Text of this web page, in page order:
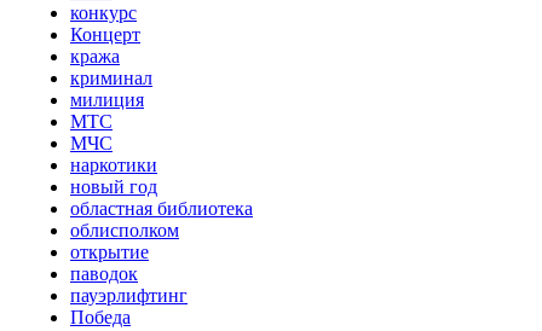
конкурс
Концерт
кража
криминал
милиция
МТС
МЧС
наркотики
новый год
областная библиотека
облисполком
открытие
паводок
пауэрлифтинг
Победа